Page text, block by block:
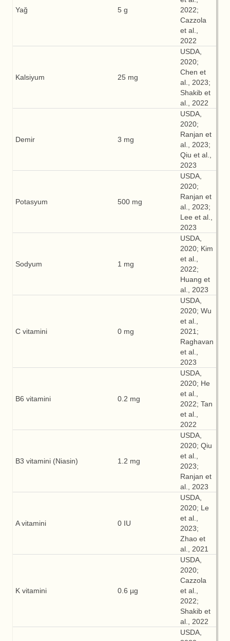
Yağ 5 g
2022;
Cazzola
et al.,
2022
Kalsiyum 25 mg
USDA,
2020;
Chen et
al., 2023;
Shakib et
al., 2022
Demir 3 mg
USDA,
2020;
Ranjan et
al., 2023;
Qiu et al.,
2023
Potasyum 500 mg
USDA,
2020;
Ranjan et
al., 2023;
Lee et al.,
2023
Sodyum 1 mg
USDA,
2020; Kim
et al.,
2022;
Huang et
al., 2023
C vitamini 0 mg
USDA,
2020; Wu
et al.,
2021;
Raghavan
et al.,
2023
B6 vitamini 0.2 mg
USDA,
2020; He
et al.,
2022; Tan
et al.,
2022
B3 vitamini (Niasin) 1.2 mg
USDA,
2020; Qiu
et al.,
2023;
Ranjan et
al., 2023
A vitamini 0 IU
USDA,
2020; Le
et al.,
2023;
Zhao et
al., 2021
K vitamini 0.6 µg
USDA,
2020;
Cazzola
et al.,
2022;
Shakib et
al., 2022
USDA,